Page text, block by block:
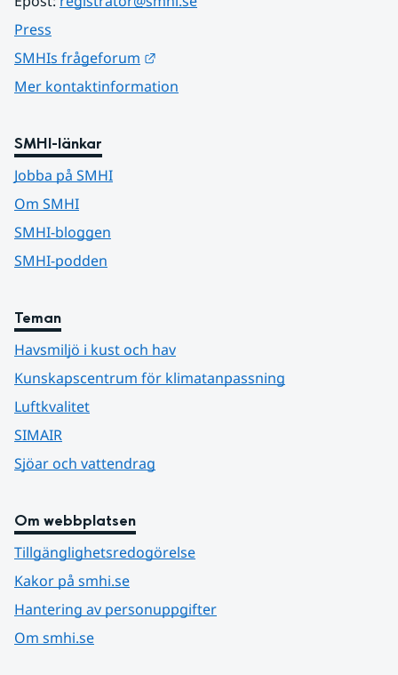
Press
SMHIs frågeforum
Mer kontaktinformation
SMHI-länkar
Jobba på SMHI
Om SMHI
SMHI-bloggen
SMHI-podden
Teman
Havsmiljö i kust och hav
Kunskapscentrum för klimatanpassning
Luftkvalitet
SIMAIR
Sjöar och vattendrag
Om webbplatsen
Tillgänglighetsredogörelse
Kakor på smhi.se
Hantering av personuppgifter
Om smhi.se